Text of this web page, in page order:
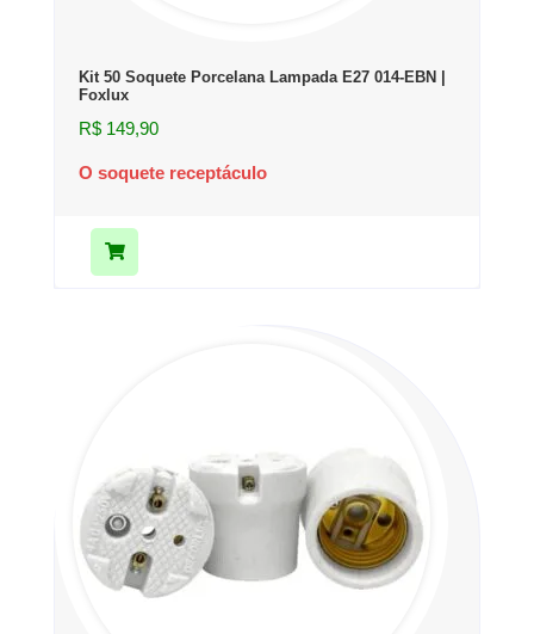
Kit 50 Soquete Porcelana Lampada E27 014-EBN |
Foxlux
R$ 149,90
O soquete receptáculo